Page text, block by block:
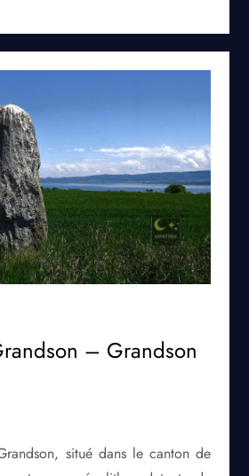
– Grandson
situé dans le canton de